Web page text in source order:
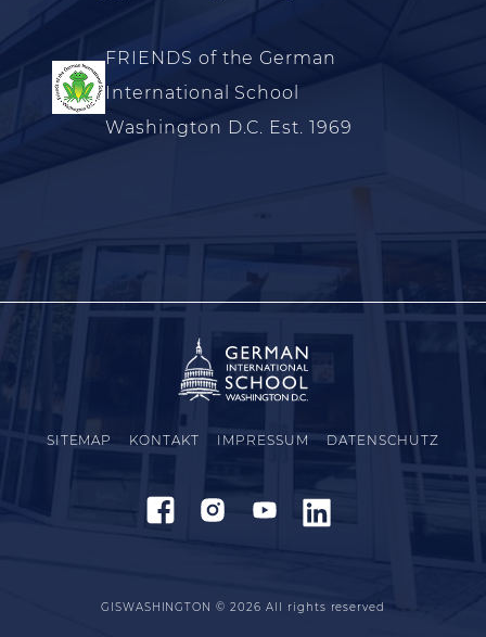
FRIENDS of the German
International School
Washington D.C. Est. 1969
SITEMAP KONTAKT IMPRESSUM DATENSCHUTZ
GISWASHINGTON © 2026 All rights reserved